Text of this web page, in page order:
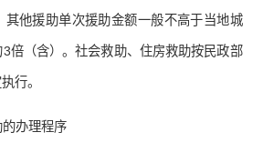
其他援助单次援助金额一般不高于当地城
倍（含）。社会救助、住房救助按民政部
行。
办理程序